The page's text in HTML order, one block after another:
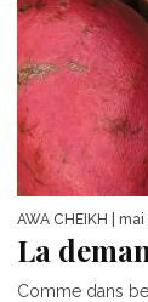
AWA CHEIKH |
La
Comme dans